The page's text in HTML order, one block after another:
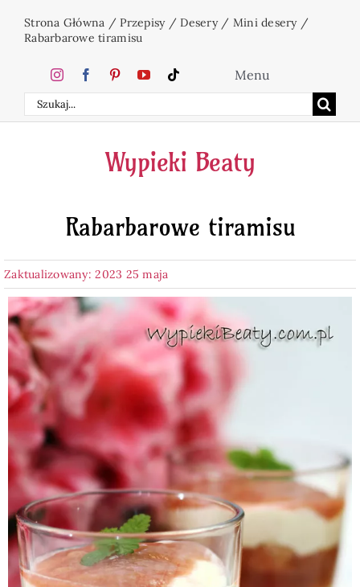
Strona Główna /Przepisy/Desery/ Mini desery/
Rabarbarowe tiramisu
Szukaj
Menu
Home
Ciasta
Desery
Napoje
Pieczywo
Zdrowo i fit
Wypieki Beaty
Rabarbarowe tiramisu
Zaktualizowany: 2023 25 maja